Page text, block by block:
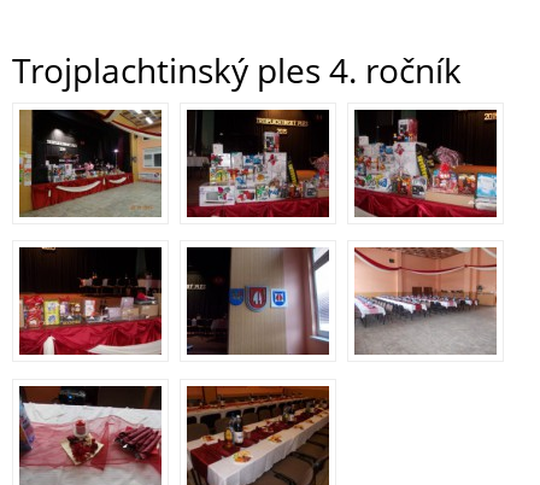
Trojplachtinský ples 4. ročník